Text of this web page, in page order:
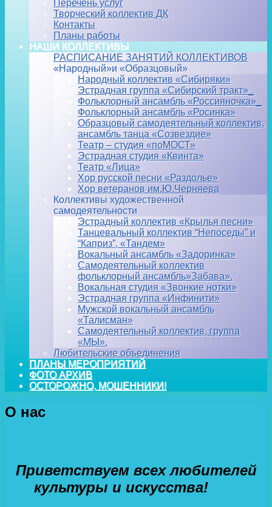
Перечень услуг
Творческий коллектив ДК
Контакты
Планы работы
НАШИ КОЛЛЕКТИВЫ
РАСПИСАНИЕ ЗАНЯТИЙ КОЛЛЕКТИВОВ
«Народный»и «Образцовый»
Народный коллектив «Сибиряки»
Эстрадная группа «Сибирский тракт»_
Фольклорный ансамбль «Россияночка»_
Фольклорный ансамбль «Росинка»
Образцовый самодеятельный коллектив,
ансамбль танца «Созвездие»
Театр – студия «поМОСТ»
Эстрадная студия «Квинта»
Театр «Лица»
Хор русской песни «Раздолье»
Хор ветеранов им.Ю.Черняева
Коллективы художественной
самодеятельности
Эстрадный коллектив «Крылья песни»
Танцевальный коллектив “Непоседы” и
“Каприз”, «Тандем»
Вокальный ансамбль «Задоринка»
Самодеятельный коллектив
фольклорный ансамбль»Забава».
Вокальная студия «Звонкие нотки»
Эстрадная группа «Инфинити»
Мужской вокальный ансамбль
«Талисман»
Самодеятельный коллектив, группа
«МЫ».
Любительские объединения
ПЛАНЫ МЕРОПРИЯТИЙ
ФОТО АРХИВ
ОСТОРОЖНО, МОШЕННИКИ!
О нас
Приветствуем всех любителей
культуры и искусства!